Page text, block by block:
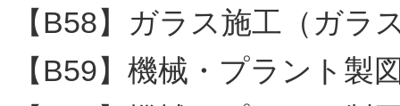
【B58】ガラス施工（ガラ
【B59】機械・プラント製